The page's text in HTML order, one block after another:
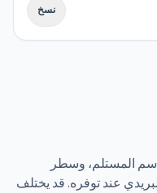
نسخ
المستلم، وسطر
عند توفره. قد يختلف